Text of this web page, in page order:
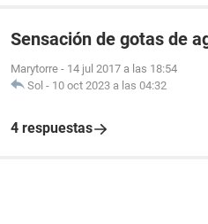
Sensación de gotas de
Marytorre - 14 jul 2017 a las 18:54
Sol - 10 oct 2023 a las 04:32
4 respuestas